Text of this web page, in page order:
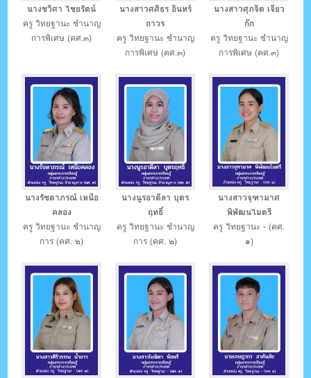
นางชวิศา ไชยรัตน์
ครู วิทยฐานะ ชำนาญ
การพิเศษ (คศ.๓)
นางสาวศศิธร อินทร์
ถาวร
ครู วิทยฐานะ ชำนาญ
การพิเศษ (คศ.๓)
นางสาวศุภจิต เจียว
ก๊ก
ครู วิทยฐานะ ชำนาญ
การพิเศษ (คศ.๓)
นางรัชดาภรณ์ เหนือ
คลอง
ครู วิทยฐานะ ชำนาญ
การ (คศ. ๒)
นางนูรอาดีลา บุตร
ฤทธิ์
ครู วิทยฐานะ ชำนาญ
การ (คศ. ๒)
นางสาวจุฑามาศ
พิพัฒนไมตรี
ครู วิทยฐานะ - (คศ.
๑)